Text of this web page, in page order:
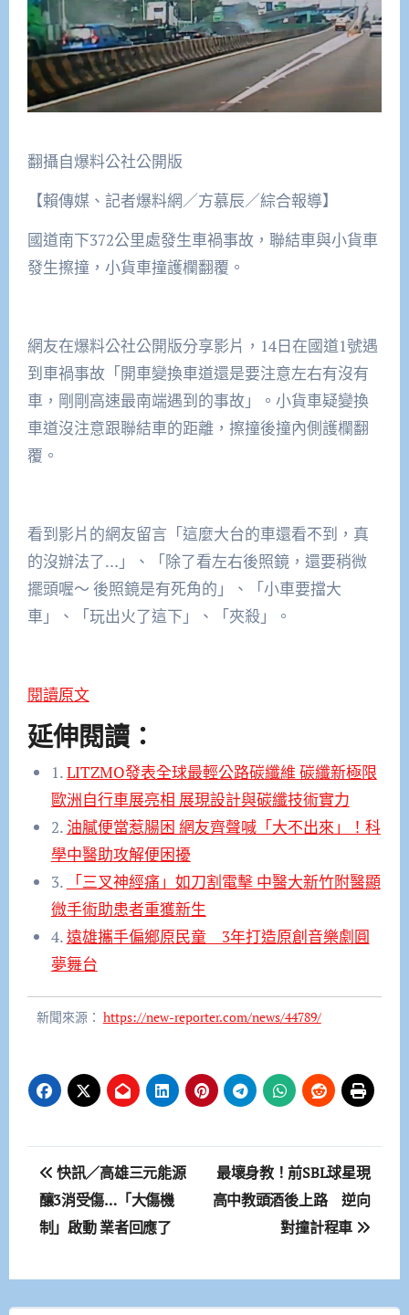
翻攝自爆料公社公開版
【賴傳媒、記者爆料網／方慕辰／綜合報導】
國道南下372公里處發生車禍事故，聯結車與小貨車
發生擦撞，小貨車撞護欄翻覆。
網友在爆料公社公開版分享影片，14日在國道1號遇
到車禍事故「開車變換車道還是要注意左右有沒有
車，剛剛高速最南端遇到的事故」。小貨車疑變換
車道沒注意跟聯結車的距離，擦撞後撞內側護欄翻
覆。
看到影片的網友留言「這麼大台的車還看不到，真
的沒辦法了…」、「除了看左右後照鏡，還要稍微
擺頭喔～ 後照鏡是有死角的」、「小車要擋大
車」、「玩出火了這下」、「夾殺」。
閱讀原文
延伸閱讀：
1.LITZMO發表全球最輕公路碳纖維 碳纖新極限
歐洲自行車展亮相 展現設計與碳纖技術實力
2. 油膩便當惹腸困 網友齊聲喊「大不出來」！科
學中醫助攻解便困擾
3.
「三叉神經痛」如刀割電擊 中醫大新竹附醫顯
微手術助患者重獲新生
4.遠雄攜手偏鄉原民童 3年打造原創音樂劇圓
夢舞台
新聞來源： https://new-reporter.com/news/44789/
文
章
導
覽
快訊／高雄三元能源
釀3消受傷…「大傷機
制」啟動 業者回應了
最壞身教！前SBL球星現
高中教頭酒後上路 逆向
對撞計程車